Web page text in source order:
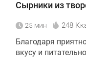
Сырники из
25 мин 248
Благодаря
вкусу и